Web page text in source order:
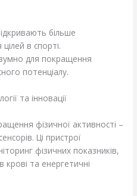
більше
в спорті.
для покращення
потенціалу.
та інновації
фізичної активності –
Ці пристрої
фізичних показників,
крові та енергетичні